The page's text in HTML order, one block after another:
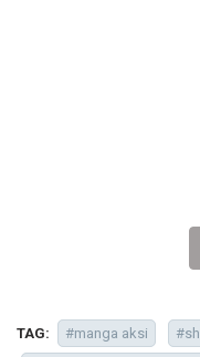
TAG:
#manga aksi